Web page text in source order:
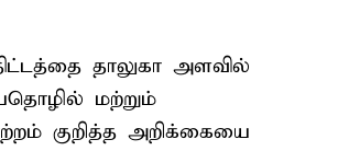
தாலுகா அளவில்
மற்றும்
குறித்த அறிக்கையை